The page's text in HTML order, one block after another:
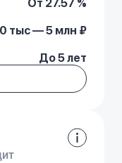
От 27.57 %
тыс — 5 млн ₽
До 5 лет